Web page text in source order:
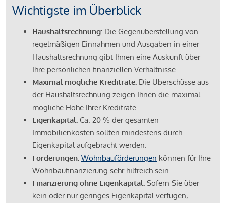
Wichtigste im Überblick
Haushaltsrechnung: Die Gegenüberstellung von
regelmäßigen Einnahmen und Ausgaben in einer
Haushaltsrechnung gibt Ihnen eine Auskunft über
Ihre persönlichen finanziellen Verhältnisse.
Maximal mögliche Kreditrate: Die Überschüsse aus
der Haushaltsrechnung zeigen Ihnen die maximal
mögliche Höhe Ihrer Kreditrate.
Eigenkapital: Ca. 20 % der gesamten
Immobilienkosten sollten mindestens durch
Eigenkapital aufgebracht werden.
Förderungen: Wohnbauförderungen können für Ihre
Wohnbaufinanzierung sehr hilfreich sein.
Finanzierung ohne Eigenkapital: Sofern Sie über
kein oder nur geringes Eigenkapital verfügen,